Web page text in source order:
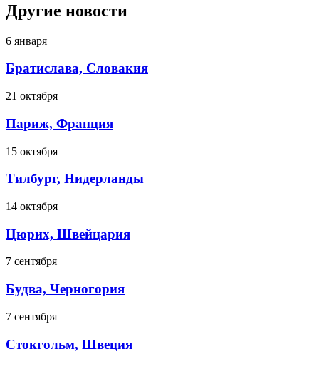
Другие новости
6 января
Братислава, Словакия
21 октября
Париж, Франция
15 октября
Тилбург, Нидерланды
14 октября
Цюрих, Швейцария
7 сентября
Будва, Черногория
7 сентября
Стокгольм, Швеция